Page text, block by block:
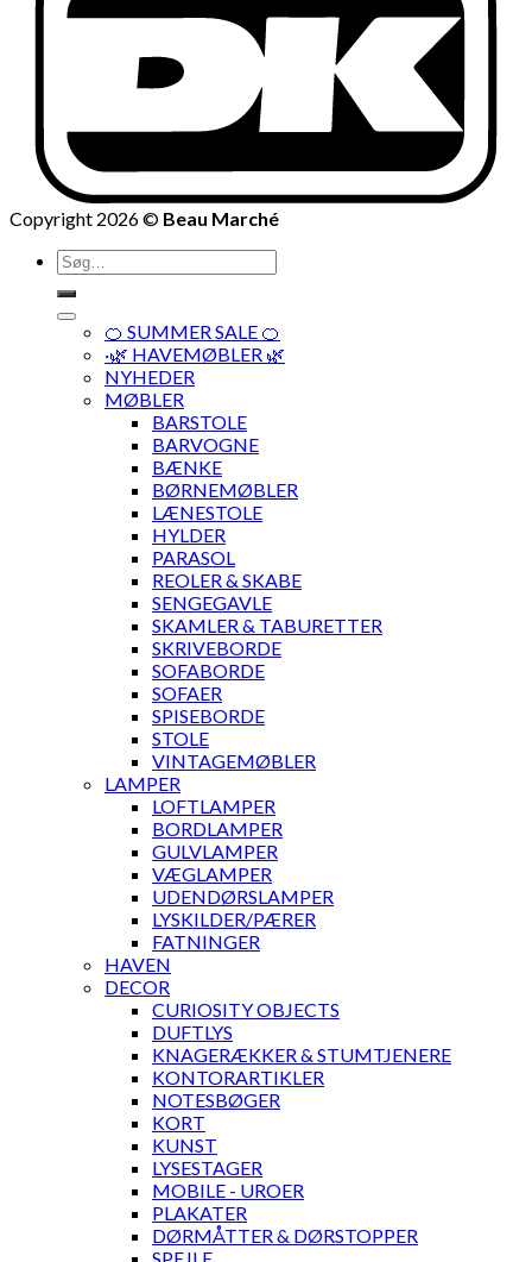
Copyright 2026 © Beau Marché
Søg
efter:
🍊 SUMMER SALE 🍊
·🌿 HAVEMØBLER 🌿
NYHEDER
MØBLER
BARSTOLE
BARVOGNE
BÆNKE
BØRNEMØBLER
LÆNESTOLE
HYLDER
PARASOL
REOLER & SKABE
SENGEGAVLE
SKAMLER & TABURETTER
SKRIVEBORDE
SOFABORDE
SOFAER
SPISEBORDE
STOLE
VINTAGEMØBLER
LAMPER
LOFTLAMPER
BORDLAMPER
GULVLAMPER
VÆGLAMPER
UDENDØRSLAMPER
LYSKILDER/PÆRER
FATNINGER
HAVEN
DECOR
CURIOSITY OBJECTS
DUFTLYS
KNAGERÆKKER & STUMTJENERE
KONTORARTIKLER
NOTESBØGER
KORT
KUNST
LYSESTAGER
MOBILE - UROER
PLAKATER
DØRMÅTTER & DØRSTOPPER